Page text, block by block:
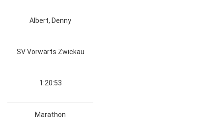
Albert, Denny
SV Vorwärts Zwickau
1:20:53
Marathon